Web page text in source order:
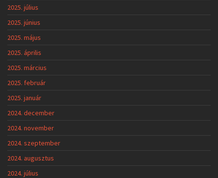
2025. július
2025. június
2025. május
2025. április
2025. március
2025. február
2025. január
2024. december
2024. november
2024. szeptember
2024. augusztus
2024. július